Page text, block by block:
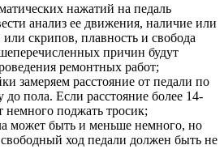
нажатий на педаль
анализ ее движения, наличие или
скрипов, плавность и свобода
причин будут
ремонтных работ;
замеряем расстояние от педали по
пола. Если расстояние более 14-
немного поджать тросик;
может быть и меньше немного, но
ход педали должен быть не